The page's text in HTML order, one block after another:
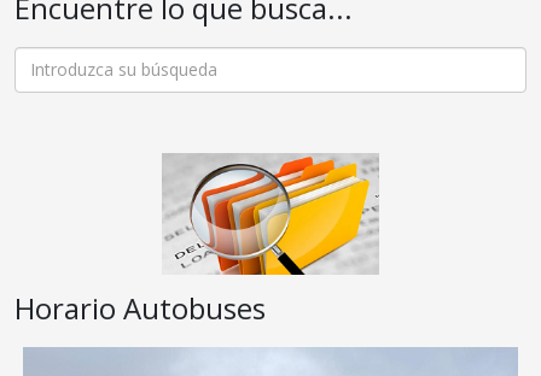
Horario Autobuses